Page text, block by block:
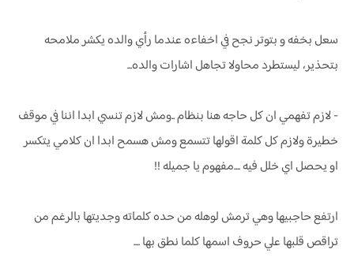
سعل بخفه و بتوتر نجح في اخفاءه عندما رأي والده يكشر ملامحه
بتحذير، ليستطرد محاولا تجاهل اشارات والده...
- لازم تفهمي ان كل حاجه هنا بنظام ..ومش لازم تنسي ابدا اننا في موقف
خطيرة ولازم كل كلمة اقولها تتسمع ومش هسمح ابدا ان كلامي يتكسر
او يحصل اي خلل فيه ....مفهوم يا جميله !!
ارتفع حاجبيها وهي ترمش لوهله من حده كلماته وجديتها بالرغم من
تراقص قلبها علي حروف اسمها كلما نطق بها ....